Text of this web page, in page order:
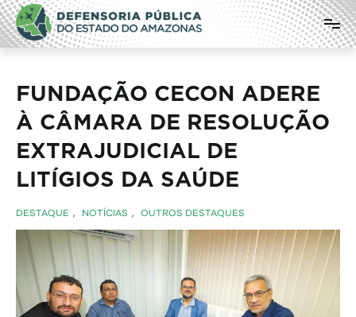
Pular
para
o
conteúdo
Defensoria Pública do Estado do
Amazonas
FUNDAÇÃO CECON ADERE
À CÂMARA DE RESOLUÇÃO
EXTRAJUDICIAL DE
LITÍGIOS DA SAÚDE
DESTAQUE , NOTÍCIAS , OUTROS DESTAQUES